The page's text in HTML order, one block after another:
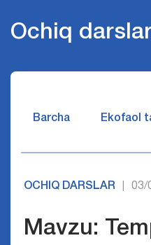
Ochiq
Barcha Ekofaol
OCHIQ DARSLAR 03/
Mavzu: